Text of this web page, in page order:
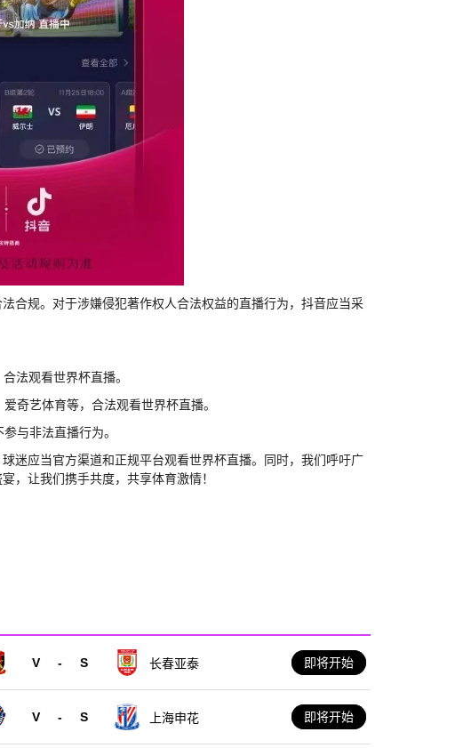
合规。对于涉嫌侵犯著作权人合法权益的直播行为，抖音应当采
法观看世界杯直播。
奇艺体育等，合法观看世界杯直播。
与非法直播行为。
迷应当官方渠道和正规平台观看世界杯直播。同时，我们呼吁广
，让我们携手共度，共享体育激情！
V - S 长春亚泰 即将开始
V - S 上海申花 即将开始